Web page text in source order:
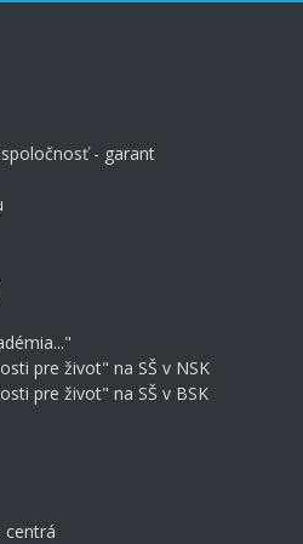
- garant
pre život" na SŠ v NSK
pre život" na SŠ v BSK
centrá